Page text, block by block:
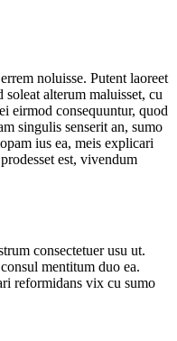
noluisse. Putent laoreet
soleat alterum maluisset, cu
eirmod consequuntur, quod
singulis senserit an, sumo
ius ea, meis explicari
est, vivendum
consectetuer usu ut.
mentitum duo ea.
reformidans vix cu sumo